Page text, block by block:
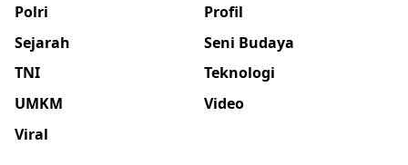
Polri
Profil
Sejarah
Seni Budaya
TNI
Teknologi
UMKM
Video
Viral